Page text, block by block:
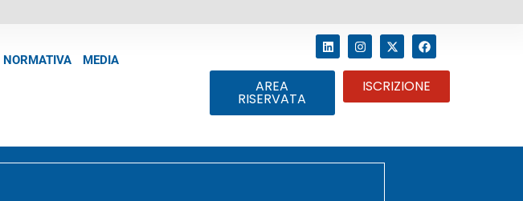
NORMATIVA
MEDIA
AREA
RISERVATA
ISCRIZIONE